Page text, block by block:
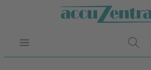
Zum Hauptinhalt springen